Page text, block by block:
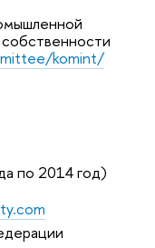
komint/
по 2014 год)